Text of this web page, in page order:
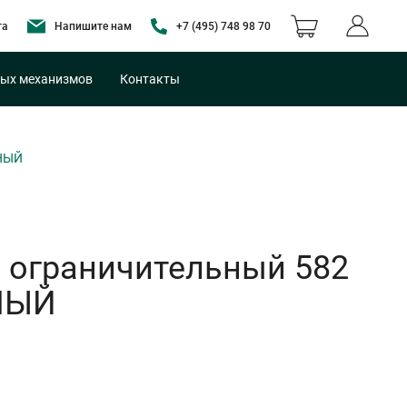
Напишите нам +7 (495) 748 98 70
механизмов Контакты
582